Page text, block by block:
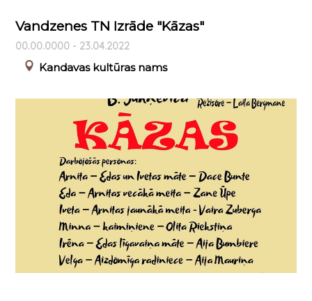
Vandzenes TN Izrāde "Kāzas"
00.00.0000 - 23.04.2022
Kandavas kultūras nams